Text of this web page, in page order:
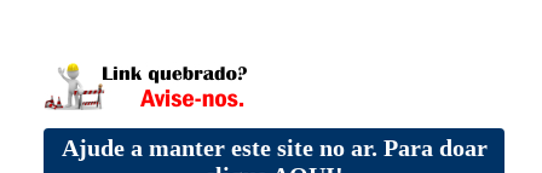
Ajude a manter este site no ar. Para doar